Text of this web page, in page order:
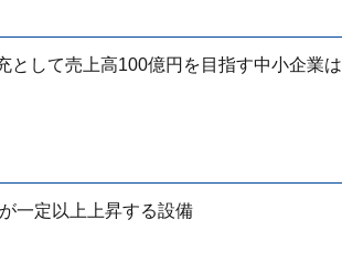
として売上高100億円を目指す中小企業は
一定以上上昇する設備